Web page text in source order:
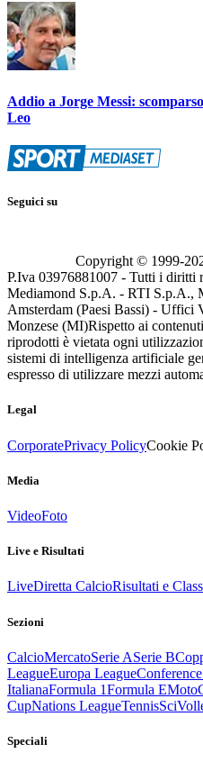
Addio a Jorge Messi:
Leo
Seguici su
Copyright © 1999-
P.Iva 03976881007 - Tutti i diritti
Mediamond S.p.A. - RTI S.p.A.,
Amsterdam (Paesi Bassi) - Uffici
Monzese (MI)Rispetto ai
riprodotti è vietata ogni
sistemi di intelligenza artificiale
espresso di utilizzare mezzi
Legal
CorporatePrivacy PolicyCookie
Media
VideoFoto
Live e Risultati
LiveDiretta CalcioRisultati e
Sezioni
CalcioMercatoSerie ASerie B
LeagueEuropa League
ItalianaFormula 1Formula E
CupNations LeagueTennisSci
Speciali